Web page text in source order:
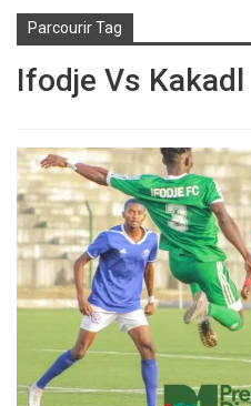
Parcourir Tag
Ifodje Vs Kakadl